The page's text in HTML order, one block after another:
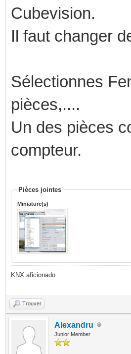
Cubevision.
Il faut changer
Sélectionnes
pièces,....
Un des pièces
compteur.
Pièces jointes
Miniature(s)
KNX aficionado
Trouver
Alexandru
Junior Member